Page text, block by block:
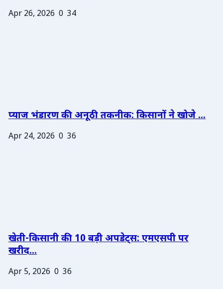
Apr 26, 2026 0 34
प्याज भंडारण की अनूठी तकनीक: किसानों ने खोजे ...
Apr 24, 2026 0 36
खेती-किसानी की 10 बड़ी अपडेट्स: एमएसपी पर
खरीद...
Apr 5, 2026 0 36